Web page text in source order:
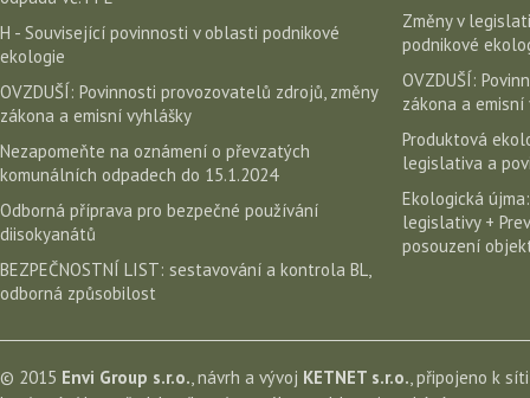
H - Související povinnosti v oblasti podnikové
ekologie
OVZDUŠÍ: Povinnosti provozovatelů zdrojů, změny
zákona a emisní vyhlášky
Nezapomeňte na oznámení o převzatých
komunálních odpadech do 15.1.2024
Odborná příprava pro bezpečné používání
diisokyanátů
BEZPEČNOSTNÍ LIST: sestavování a kontrola BL,
odborná způsobilost
Změny v
podnikové
OVZDUŠÍ:
zákona a emisní
Produktová
legislativa a
Ekologická
legislativy +
posouzení
© 2015 Envi Group s.r.o. , návrh a vývoj KETNET s.r.o. , připojeno k